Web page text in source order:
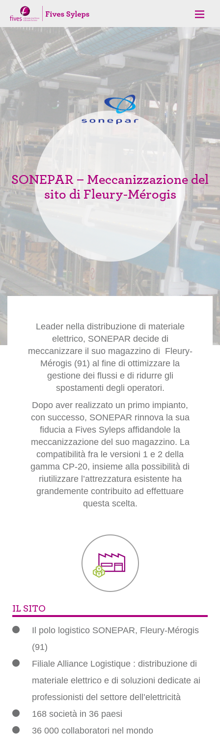
SONEPAR – Meccanizzazione del
sito di Fleury-Mérogis
Leader nella distribuzione di materiale
elettrico, SONEPAR decide di
meccanizzare il suo magazzino di Fleury-
Mérogis (91) al fine di ottimizzare la
gestione dei flussi e di ridurre gli
spostamenti degli operatori.
Dopo aver realizzato un primo impianto,
con successo, SONEPAR rinnova la sua
fiducia a Fives Syleps affidandole la
meccanizzazione del suo magazzino. La
compatibilità fra le versioni 1 e 2 della
gamma CP-20, insieme alla possibilità di
riutilizzare l’attrezzatura esistente ha
grandemente contribuito ad effettuare
questa scelta.
IL SITO
Il polo logistico SONEPAR, Fleury-Mérogis
(91)
Filiale Alliance Logistique : distribuzione di
materiale elettrico e di soluzioni dedicate ai
professionisti del settore dell’elettricità
168 società in 36 paesi
36 000 collaboratori nel mondo